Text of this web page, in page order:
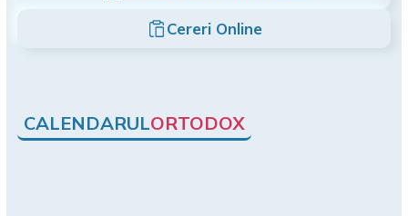
Cereri Online
CALENDARULORTODOX